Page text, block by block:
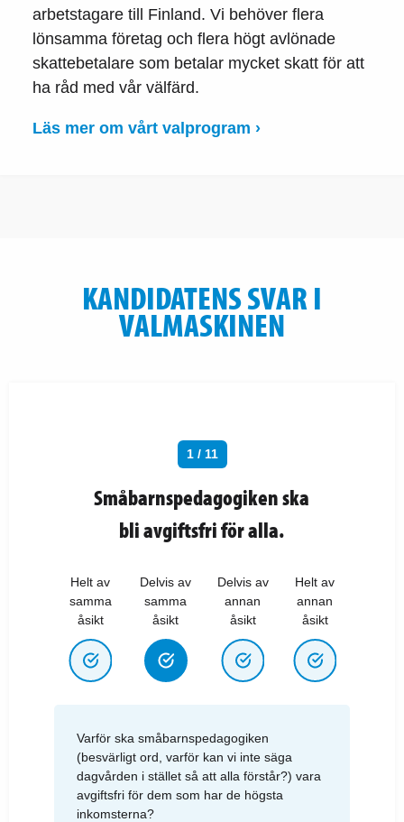
arbetstagare till Finland. Vi behöver flera
lönsamma företag och flera högt avlönade
skattebetalare som betalar mycket skatt för att
ha råd med vår välfärd.
Läs mer om vårt valprogram ›
KANDIDATENS SVAR I
VALMASKINEN
1 / 11
Småbarnspedagogiken ska
bli avgiftsfri för alla.
Helt av
samma
åsikt
Delvis av
samma
åsikt
Delvis av
annan
åsikt
Helt av
annan
åsikt
Varför ska småbarnspedagogiken
(besvärligt ord, varför kan vi inte säga
dagvården i stället så att alla förstår?) vara
avgiftsfri för dem som har de högsta
inkomsterna?